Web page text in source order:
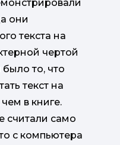
они
текста на
чертой
то, что
текст на
в книге.
считали само
с компьютера